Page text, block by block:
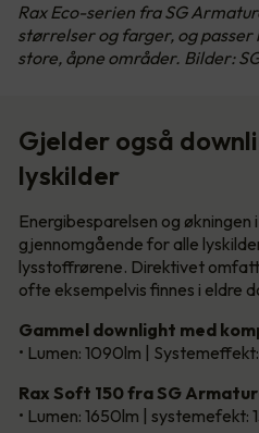
Rax Eco-serien fra SG
størrelser og farger, og
store, åpne områder. Bilder:
Gjelder også
lyskilder
Energibesparelsen og økningen
gjennomgående for alle
lysstoffrørene. Direktivet
ofte eksempelvis finnes i eldre
Gammel downlight med
• Lumen: 1090lm |
Rax Soft 150 fra SG
• Lumen: 1650lm | systemefekt: